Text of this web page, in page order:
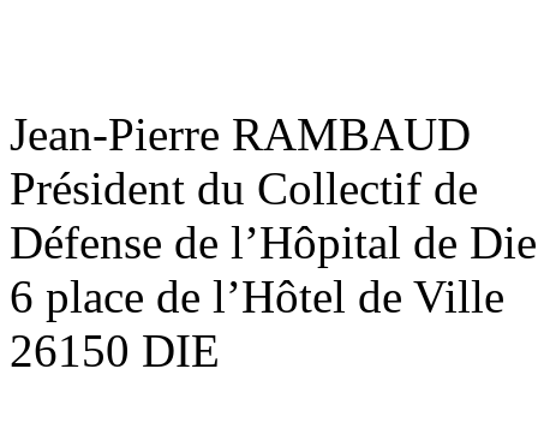
Jean-Pierre RAMBAUD
Président du Collectif de
Défense de l’Hôpital de Die
6 place de l’Hôtel de Ville
26150 DIE